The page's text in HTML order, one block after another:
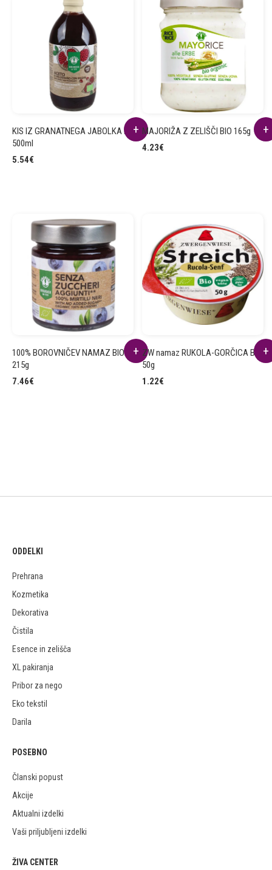
KIS IZ GRANATNEGA JABOLKA BIO
500ml
5.54€
MAJORIŽA Z ZELIŠČI BIO 165g
4.23€
100% BOROVNIČEV NAMAZ BIO
215g
7.46€
ZW namaz RUKOLA-GORČICA BIO
50g
1.22€
ODDELKI
Prehrana
Kozmetika
Dekorativa
Čistila
Esence in zelišča
XL pakiranja
Pribor za nego
Eko tekstil
Darila
POSEBNO
Članski popust
Akcije
Aktualni izdelki
Vaši priljubljeni izdelki
ŽIVA CENTER